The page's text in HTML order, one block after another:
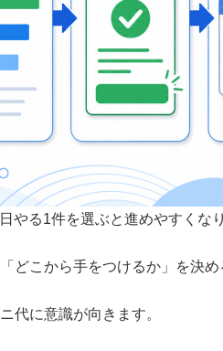
やる1件を選ぶと進めやすくなり
どこから手をつけるか」を決め
代に意識が向きます。